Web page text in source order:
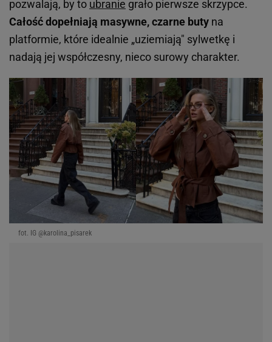
pozwalają, by to ubranie grało pierwsze skrzypce.
Całość dopełniają masywne, czarne buty na
platformie, które idealnie „uziemiają" sylwetkę i
nadają jej współczesny, nieco surowy charakter.
fot. IG @karolina_pisarek